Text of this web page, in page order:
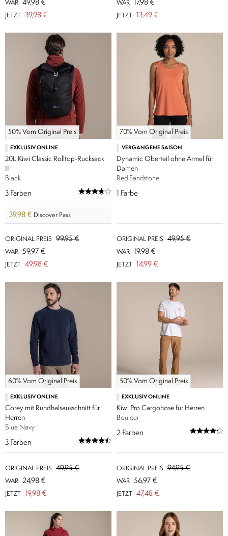
WAR 49,98 €
JETZT 39,98 €
WAR 17,98 €
JETZT 13,49 €
50% Vom Original Preis
EXKLUSIV ONLINE
20L Kiwi Classic Rolltop-Rucksack
Black
3 Farben
39,98 € Discover Pass
ORIGINAL PREIS 99,95 €
WAR 59,97 €
JETZT 49,98 €
70% Vom Original Preis
VERGANGENE SAISON
Dynamic Oberteil ohne Ärmel für
Damen
Red Sandstone
1 Farbe
ORIGINAL PREIS 49,95 €
WAR 19,98 €
JETZT 14,99 €
60% Vom Original Preis
EXKLUSIV ONLINE
Corey mit Rundhalsausschnitt für
Herren
Blue Navy
3 Farben
ORIGINAL PREIS 49,95 €
WAR 24,98 €
JETZT 19,98 €
50% Vom Original Preis
EXKLUSIV ONLINE
Kiwi Pro Cargohose für Herren
Boulder
2 Farben
ORIGINAL PREIS 94,95 €
WAR 56,97 €
JETZT 47,48 €